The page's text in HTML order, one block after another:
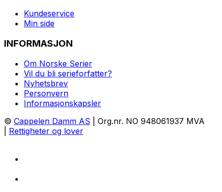
Kundeservice
Min side
INFORMASJON
Om Norske Serier
Vil du bli serieforfatter?
Nyhetsbrev
Personvern
Informasjonskapsler
© Cappelen Damm AS | Org.nr. NO 948061937 MVA
Rettigheter og lover